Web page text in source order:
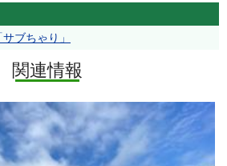
ブちゃり」
関連情報